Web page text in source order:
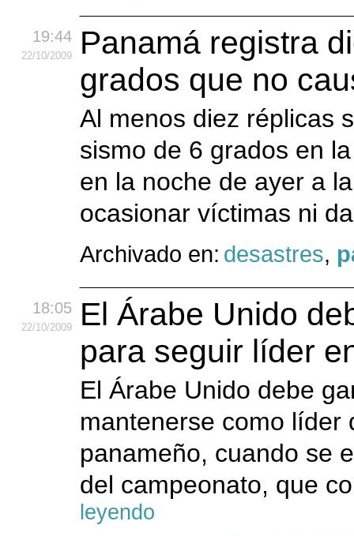
19:44
22/10/2009
Panamá registra
grados que no
Al menos diez réplicas
sismo de 6 grados en
en la noche de ayer a
ocasionar víctimas ni
Archivado en: desastres,
18:05
22/10/2009
El Árabe Unido
para seguir líder
El Árabe Unido debe
mantenerse como líder
panameño, cuando se
del campeonato, que
leyendo